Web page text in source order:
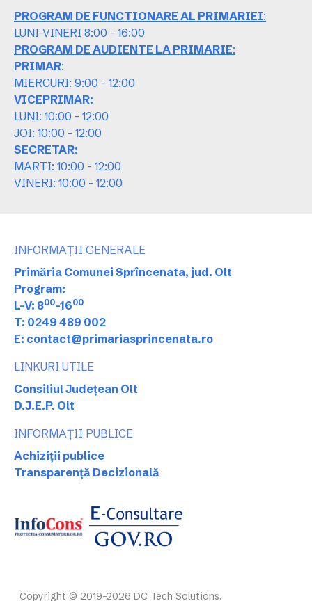
PROGRAM DE FUNCTIONARE AL PRIMARIEI:
LUNI-VINERI 8:00 - 16:00
PROGRAM DE AUDIENTE LA PRIMARIE:
PRIMAR:
MIERCURI: 9:00 - 12:00
VICEPRIMAR:
LUNI: 10:00 - 12:00
JOI: 10:00 - 12:00
SECRETAR:
MARTI: 10:00 - 12:00
VINERI: 10:00 - 12:00
INFORMAȚII GENERALE
Primăria Comunei Sprîncenata, jud. Olt
Program:
L-V: 800-1600
T: 0249 489 002
E: contact@primariasprincenata.ro
LINKURI UTILE
Consiliul Județean Olt
D.J.E.P. Olt
INFORMAȚII PUBLICE
Achiziții publice
Transparență Decizională
Copyright © 2019-2026 DC Tech Solutions.